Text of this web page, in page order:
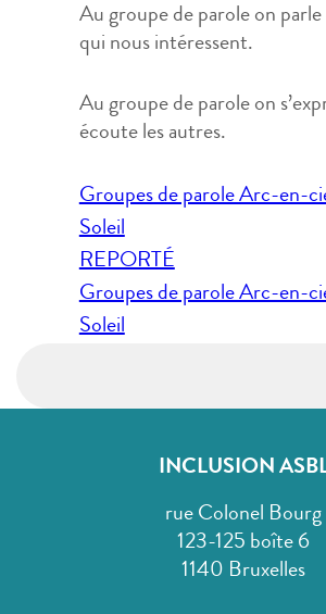
Au groupe de parole on parle
qui nous intéressent.
Au groupe de parole on
écoute les autres.
Navigation
de
l’article
Groupes de parole Arc-en-
Soleil
REPORTÉ
Groupes de parole Arc-en-
Soleil
INCLUSION
rue Colonel Bourg
123-125 boîte 6
1140 Bruxelles